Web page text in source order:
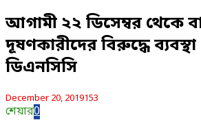
আগামী ২২ ডিসেম্বর থেকে
দূষণকারীদের বিরুদ্ধে
ডিএনসিসি
December 20, 2019153
শেয়ার0